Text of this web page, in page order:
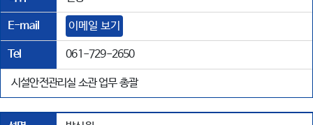
E-mail 이메일 보기
Tel 061-729-2650
시설안전관리실 소관 업무 총괄